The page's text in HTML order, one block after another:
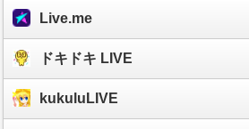
Live.me
ドキドキ LIVE
kukuluLIVE